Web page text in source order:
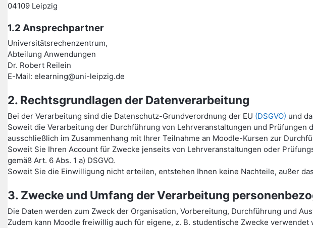
04109 Leipzig
1.2 Ansprechpartner
Universitätsrechenzentrum,
Abteilung Anwendungen
Dr. Robert Reilein
E-Mail: elearning@uni-leipzig.de
2. Rechtsgrundlagen der Datenverarbeitung
Bei der Verarbeitung sind die Datenschutz-Grundverordnung der EU (DSGVO) und
Soweit die Verarbeitung der Durchführung von Lehrveranstaltungen und Prüfungen
ausschließlich im Zusammenhang mit Ihrer Teilnahme an Moodle-Kursen zur
Soweit Sie Ihren Account für Zwecke jenseits von Lehrveranstaltungen oder
gemäß Art. 6 Abs. 1 a) DSGVO.
Soweit Sie die Einwilligung nicht erteilen, entstehen Ihnen keine Nachteile, außer
3. Zwecke und Umfang der Verarbeitung
Die Daten werden zum Zweck der Organisation, Vorbereitung, Durchführung und
Zudem kann Moodle freiwillig auch für eigene, z. B. studentische Zwecke verwendet